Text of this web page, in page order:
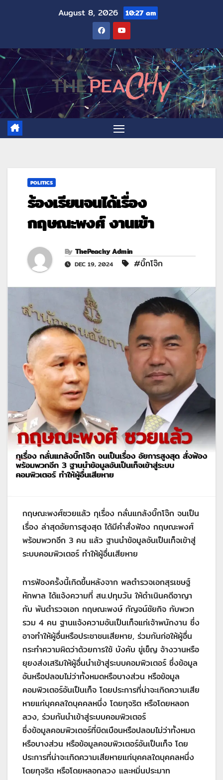
August 8, 2026 10:27 am
POLITICS
ร้องเรียนจนได้เรื่อง
กฤษณะพงศ์ งานเข้า
By ThePeachy Admin
DEC 19, 2024 #บิ๊กโจ๊ก
กฤษณะพงศ์ซวยแล้ว กุเรื่อง กลั่นแกล้งบิ๊กโจ๊ก จนเป็น
เรื่อง ล่าสุดอัยการสูงสุด ได้มีคำสั่งฟ้อง กฤษณะพงศ์
พร้อมพวกอีก 3 คน แล้ว ฐานนำข้อมูลอันเป็นเท็จเข้าสู่
ระบบคอมพิวเตอร์ ทำให้ผู้อื่นเสียหาย
การฟ้องครั้งนี้เกิดขึ้นหลังจาก พลตำรวจเอกสุรเชษฐ์
หักพาล ได้แจ้งความที่ สน.ปทุมวัน ให้ดำเนินคดีอาญา
กับ พันตำรวจเอก กฤษณะพงษ์ กัญจน์ชัยกิจ กับพวก
รวม 4 คน ฐานแจ้งความอันเป็นเท็จแก่เจ้าพนักงาน ซึ่ง
อาจทำให้ผู้อื่นหรือประชาชนเสียหาย, ร่วมกันก่อให้ผู้อื่น
กระทำความผิดว่าด้วยการใช้ บังคับ ขู่เข็ญ จ้างวานหรือ
ยุยงส่งเสริมให้ผู้อื่นนำเข้าสู่ระบบคอมพิวเตอร์ ซึ่งข้อมูล
อันหรือปลอมไม่ว่าทั้งหมดหรือบางส่วน หรือข้อมูล
คอมพิวเตอร์อันเป็นเท็จ โดยประการที่น่าจะเกิดความเสีย
หายแก่บุคคลใดบุคคลหนึ่ง โดยทุจริต หรือโดยหลอก
ลวง, ร่วมกันนำเข้าสู่ระบบคอมพิวเตอร์
ซึ่งข้อมูลคอมพิวเตอร์ที่บิดเบือนหรือปลอมไม่ว่าทั้งหมด
หรือบางส่วน หรือข้อมูลคอมพิวเตอร์อันเป็นเท็จ โดย
ประการที่น่าจะเกิดความเสียหายแก่บุคคลใดบุคคลหนึ่ง
โดยทุจริต หรือโดยหลอกลวง และหมิ่นประมาท